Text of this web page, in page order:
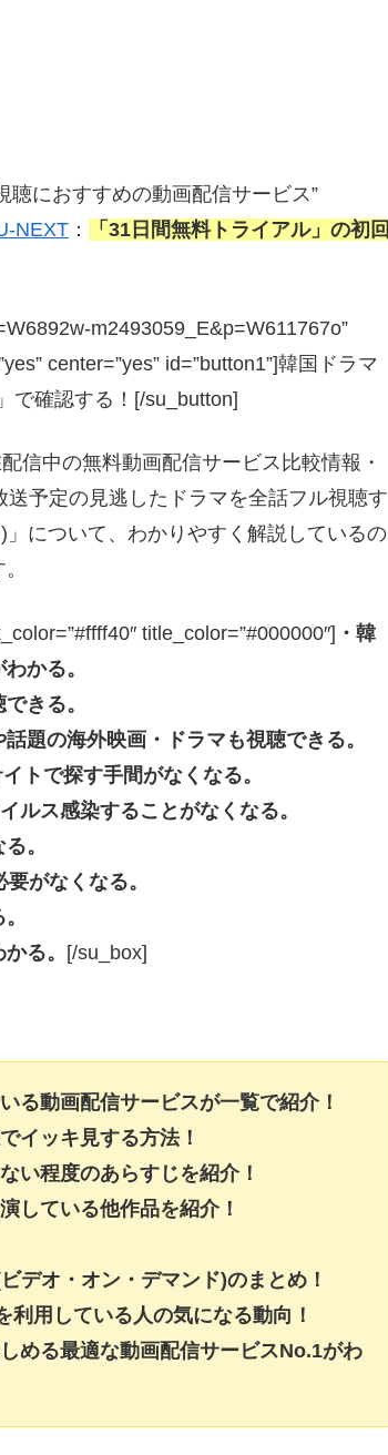
聴におすすめの動画配信サービス”
NEXT ：
「31日間無料トライアル」の初回
m2493059_E&p=W611767o”
center=”yes” id=”button1”]韓国ドラマ
で確認する！[/su_button]
信中の無料動画配信サービス比較情報・
予定の見逃したドラマを全話フル視聴す
について、わかりやすく解説しているの
title_color=”#000000″] ・韓
かる。
きる。
題の海外映画・ドラマも視聴できる。
トで探す手間がなくなる。
ス感染することがなくなる。
。
がなくなる。
る。 [/su_box]
る動画配信サービスが一覧で紹介！
イッキ見する方法！
い程度のあらすじを紹介！
している他作品を紹介！
デオ・オン・デマンド)のまとめ！
用している人の気になる動向！
める最適な動画配信サービスNo.1がわ